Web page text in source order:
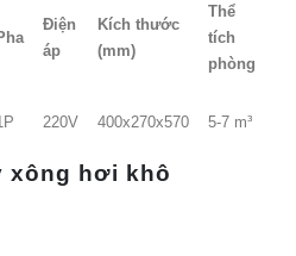
Điện
áp
Kích thước
(mm)
Thể
tích
phòng
220V 400x270x570 5-7 m³
xông hơi khô